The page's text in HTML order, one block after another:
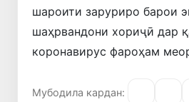
шароити заруриро барои
шаҳрвандони хориҷӣ дар
коронавирус фароҳам
Мубодила кардан: